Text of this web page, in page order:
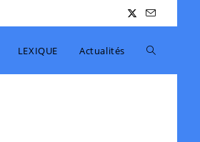
LEXIQUE Actualités Toggle